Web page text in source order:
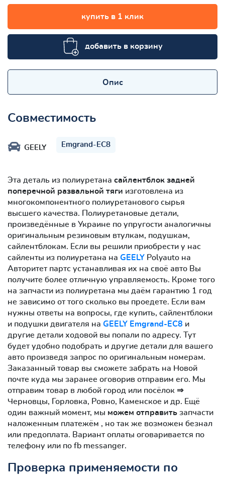
купить в 1 клик
добавить в корзину
Опис
Совместимость
GEELY Emgrand-EC8
Эта деталь из полиуретана сайлентблок задней
поперечной развальной тяги изготовлена из
многокомпонентного полиуретанового сырья
высшего качества. Полиуретановые детали,
произведённые в Украине по упругости аналогичны
оригинальным резиновым втулкам, подушкам,
сайлентблокам. Если вы решили приобрести у нас
сайленты из полиуретана на GEELY Polyauto на
Авторитет партс устанавливая их на своё авто Вы
получите более отличную управляемость. Кроме того
на запчасти из полиуретана мы даём гарантию 1 год
не зависимо от того сколько вы проедете. Если вам
нужны ответы на вопросы, где купить, сайлентблоки
и подушки двигателя на GEELY Emgrand-EC8 и
другие детали ходовой вы попали по адресу. Тут
будет удобно подобрать и другие детали для вашего
авто произведя запрос по оригинальным номерам.
Заказанный товар вы сможете забрать на Новой
почте куда мы заранее оговорив отправим его. Мы
отправим товар в любой город или посёлок ⇒
Черновцы, Горловка, Ровно, Каменское и др. Ещё
один важный момент, мы можем отправить запчасти
наложенным платежём , но так же возможен безнал
или предоплата. Вариант оплаты оговаривается по
телефону или по fb messanger.
Проверка применяемости по